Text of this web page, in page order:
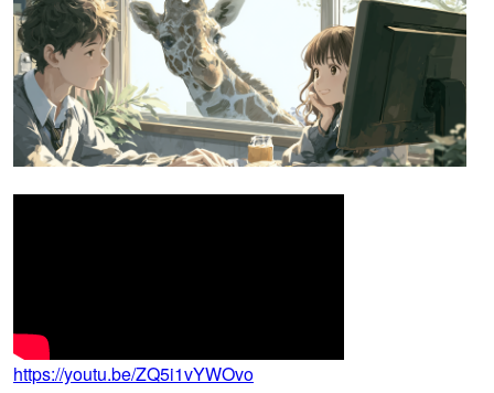
https://youtu.be/ZQ5i1vYWOvo